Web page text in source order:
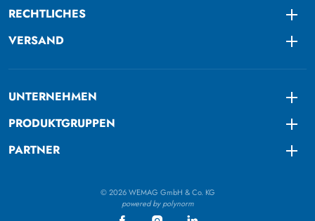
RECHTLICHES
VERSAND
UNTERNEHMEN
PRODUKTGRUPPEN
PARTNER
© 2026 WEMAG GmbH & Co. KG
powered by polynorm